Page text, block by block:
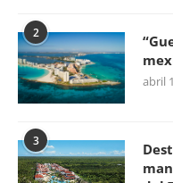
2
abril
3